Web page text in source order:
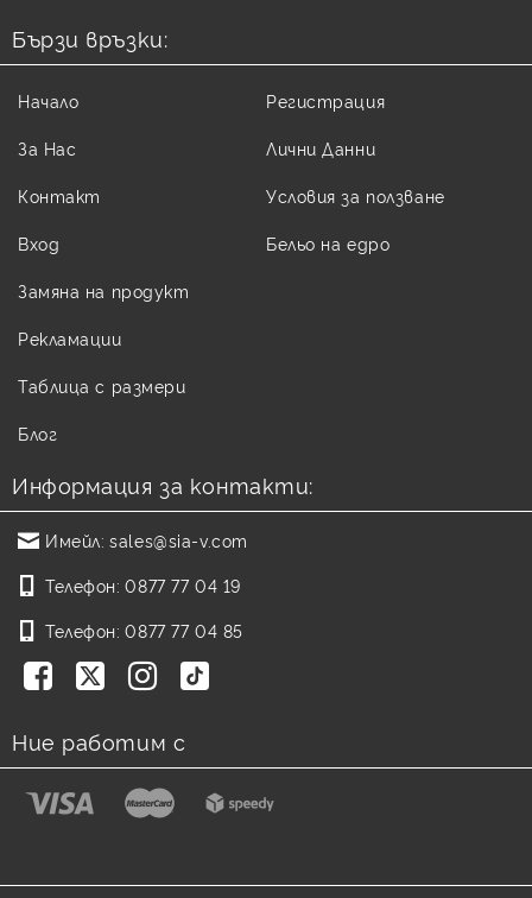
Бързи връзки:
Начало
За Нас
Контакт
Вход
Регистрация
Лични Данни
Условия за ползване
Бельо на едро
Замяна на продукт
Рекламации
Таблица с размери
Блог
Информация за контакти:
Имейл: sales@sia-v.com
Телефон: 0877 77 04 19
Телефон: 0877 77 04 85
Ние работим с